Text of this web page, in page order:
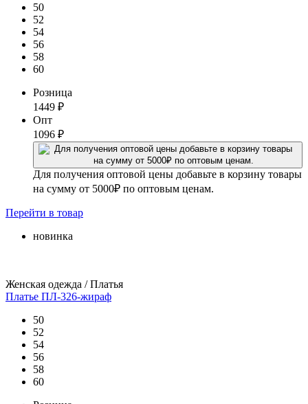
50
52
54
56
58
60
Розница
1449 ₽
Опт
1096 ₽
Для получения оптовой цены добавьте в корзину товары
на сумму от 5000₽ по оптовым ценам.
Перейти в товар
новинка
Женская одежда / Платья
Платье ПЛ-326-жираф
50
52
54
56
58
60